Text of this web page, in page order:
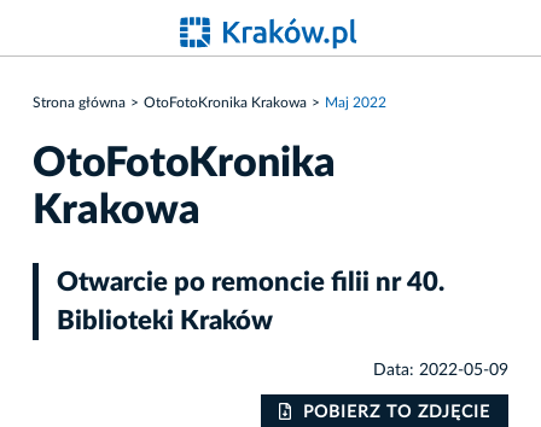
Strona główna OtoFotoKronika Krakowa Maj 2022
OtoFotoKronika
Krakowa
Otwarcie po remoncie filii nr 40.
Biblioteki Kraków
Data: 2022-05-09
POBIERZ TO ZDJĘCIE